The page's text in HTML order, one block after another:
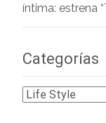
íntima: estrena
Categorías
Categorías